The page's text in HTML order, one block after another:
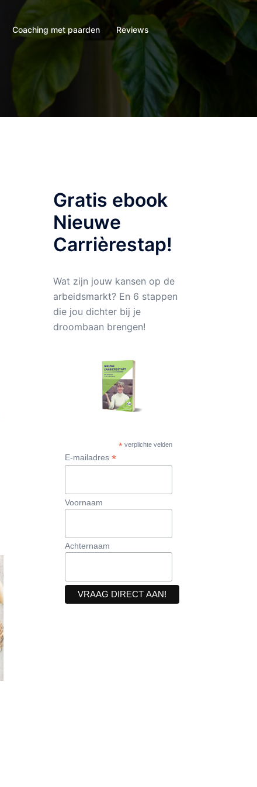
Coaching met paarden
Reviews
Gratis ebook
Nieuwe
Carrièrestap!
Wat zijn jouw kansen op de
arbeidsmarkt? En 6 stappen
die jou dichter bij je
droombaan brengen!
* verplichte velden
E-mailadres *
Voornaam
Achternaam